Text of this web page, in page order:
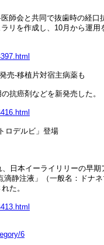
師会と共同で抜歯時の経口
リを作成し、10月から運用
売‐移植片対宿主病薬も
癌剤などを新発売した。
ロデルビ」登場
日本イーライリリーの早期
静注液」（一般名：ドナ
た。
6